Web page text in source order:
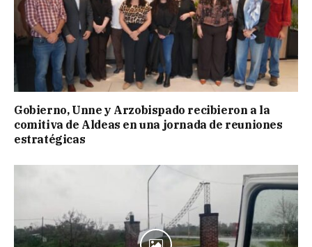
Gobierno, Unne y Arzobispado recibieron a la
comitiva de Aldeas en una jornada de reuniones
estratégicas